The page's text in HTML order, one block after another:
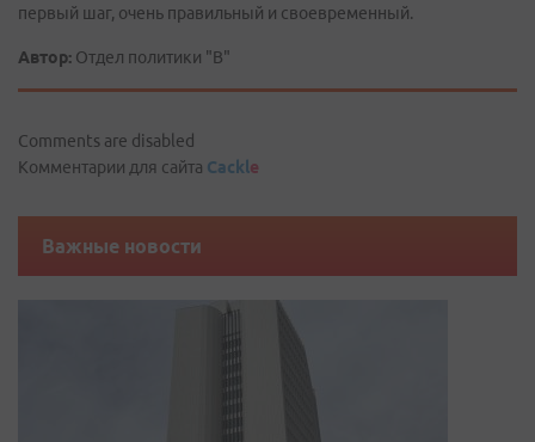
первый шаг, очень правильный и своевременный.
Автор: Отдел политики "В"
Comments are disabled
Комментарии для сайта Cackle
Важные новости